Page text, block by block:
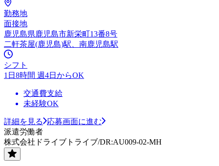
勤務地
面接地
鹿児島県鹿児島市新栄町13番8号
二軒茶屋(鹿児島)駅、南鹿児島駅
シフト
1日8時間 週4日からOK
交通費支給
未経験OK
詳細を見る
応募画面に進む
派遣労働者
株式会社ドライブトライブ/DR:AU009-02-MH